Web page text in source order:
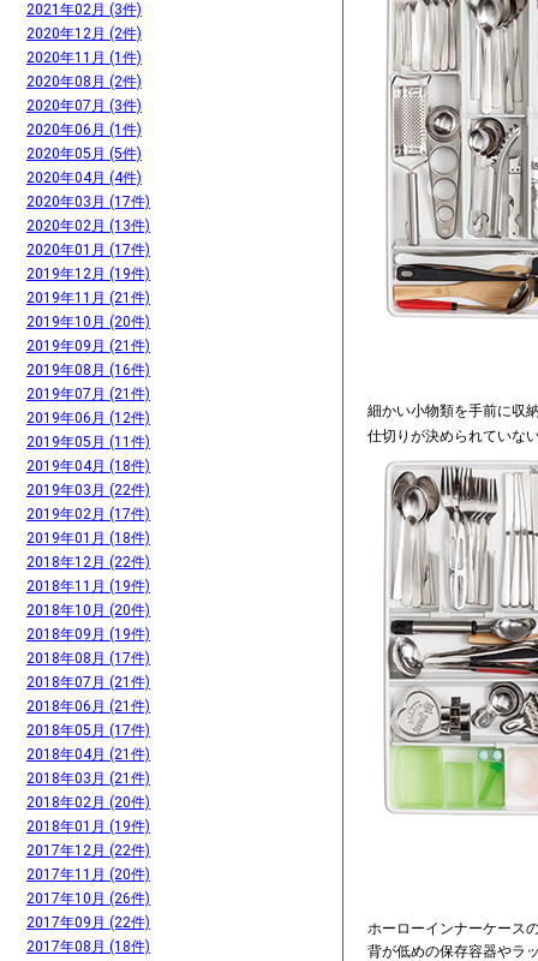
細かい小物類を手前に収
仕切りが決められていな
ホーローインナーケース
背が低めの保存容器やラ
2021年02月 (3件)
2020年12月 (2件)
2020年11月 (1件)
2020年08月 (2件)
2020年07月 (3件)
2020年06月 (1件)
2020年05月 (5件)
2020年04月 (4件)
2020年03月 (17件)
2020年02月 (13件)
2020年01月 (17件)
2019年12月 (19件)
2019年11月 (21件)
2019年10月 (20件)
2019年09月 (21件)
2019年08月 (16件)
2019年07月 (21件)
2019年06月 (12件)
2019年05月 (11件)
2019年04月 (18件)
2019年03月 (22件)
2019年02月 (17件)
2019年01月 (18件)
2018年12月 (22件)
2018年11月 (19件)
2018年10月 (20件)
2018年09月 (19件)
2018年08月 (17件)
2018年07月 (21件)
2018年06月 (21件)
2018年05月 (17件)
2018年04月 (21件)
2018年03月 (21件)
2018年02月 (20件)
2018年01月 (19件)
2017年12月 (22件)
2017年11月 (20件)
2017年10月 (26件)
2017年09月 (22件)
2017年08月 (18件)